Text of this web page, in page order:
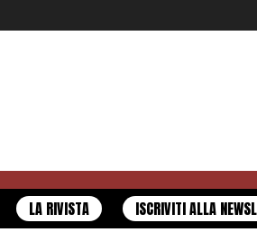
LA RIVISTA ISCRIVITI ALLA